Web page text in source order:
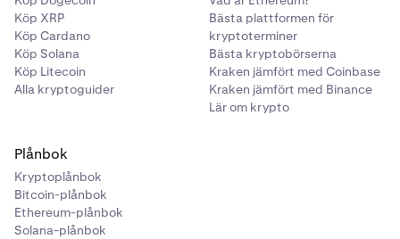
Köp XRP
Köp Cardano
Köp Solana
Köp Litecoin
Alla kryptoguider
Bästa plattformen för
kryptoterminer
Bästa kryptobörserna
Kraken jämfört med Coinbase
Kraken jämfört med Binance
Lär om krypto
Plånbok
Kryptoplånbok
Bitcoin-plånbok
Ethereum-plånbok
Solana-plånbok